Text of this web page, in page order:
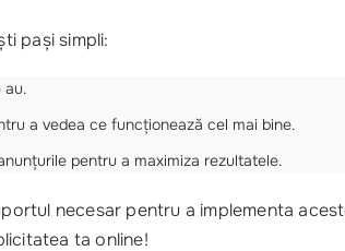
pași simpli:
a vedea ce funcționează cel mai bine.
pentru a maximiza rezultatele.
necesar pentru a implementa
ta online!